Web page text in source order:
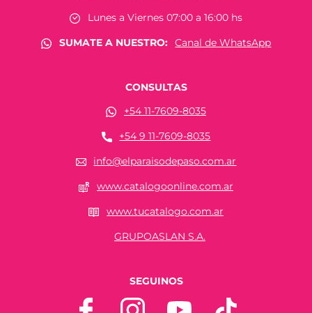
Lunes a Viernes 07:00 a 16:00 hs
SUMATE A NUESTRO:
Canal de WhatsApp
CONSULTAS
+54 11-7609-8035
+54 9 11-7609-8035
info@elparaisodepaso.com.ar
www.catalogoonline.com.ar
www.tucatalogo.com.ar
GRUPOASLAN S.A.
SEGUINOS